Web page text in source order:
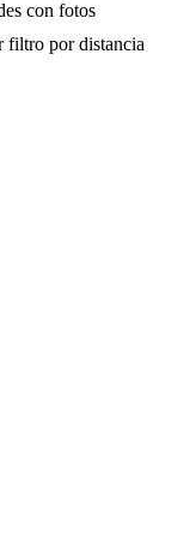
con fotos
filtro por distancia